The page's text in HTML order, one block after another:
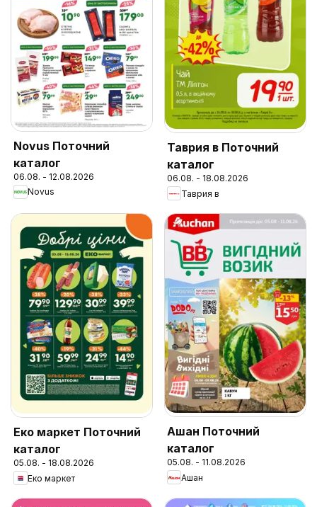
Novus Поточний
каталог
06.08. - 12.08.2026
Novus
Таврия в Поточний
каталог
06.08. - 18.08.2026
Таврия в
Еко маркет Поточний
каталог
05.08. - 18.08.2026
Еко маркет
Ашан Поточний
каталог
05.08. - 11.08.2026
Ашан